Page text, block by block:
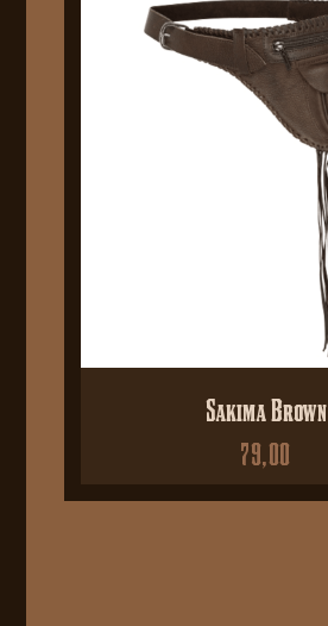
Sakima Brown
79,00